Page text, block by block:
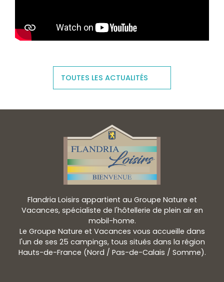
TOUTES LES ACTUALITÉS
Flandria Loisirs appartient au Groupe Nature et
Vacances, spécialiste de l'hôtellerie de plein air en
mobil-home.
Le Groupe Nature et Vacances vous accueille dans
l'un de ses 25 campings, tous situés dans la région
Hauts-de-France (Nord / Pas-de-Calais / Somme).